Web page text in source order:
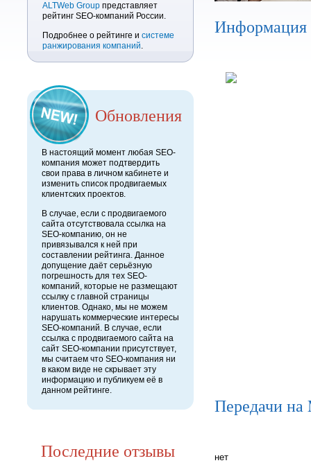
ALTWeb Group представляет
рейтинг SEO-компаний России.
Подробнее о рейтинге и системе
ранжирования компаний.
Обновления
В настоящий момент любая SEO-
компания может подтвердить
свои права в личном кабинете и
изменить список продвигаемых
клиентских проектов.
В случае, если с продвигаемого
сайта отсутствовала ссылка на
SEO-компанию, он не
привязывался к ней при
составлении рейтинга. Данное
допущение даёт серьёзную
погрешность для тех SEO-
компаний, которые не размещают
ссылку с главной страницы
клиентов. Однако, мы не можем
нарушать коммерческие интересы
SEO-компаний. В случае, если
ссылка с продвигаемого сайта на
сайт SEO-компании присутствует,
мы считаем что SEO-компания ни
в каком виде не скрывает эту
информацию и публикуем её в
данном рейтинге.
Последние отзывы
Информация
Передачи на
нет